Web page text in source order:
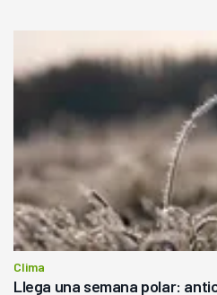
Clima
Llega una semana polar: